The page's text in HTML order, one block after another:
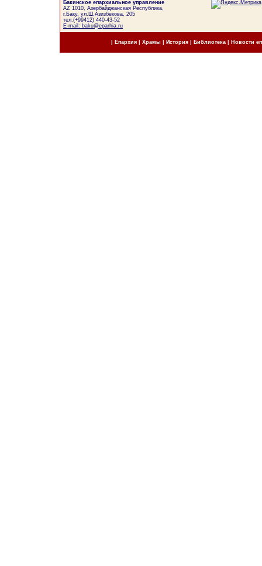
Бакинское епархиальное управление
AZ 1010, Азербайджанская Республика,
г.Баку, ул.Ш.Азизбекова, 205
тел.(+99412) 440-43-52
E-mail: baku@eparhia.ru
Епархия| Храмы История| Библиотека Новости